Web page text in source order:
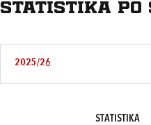
Statistika po
2025/26
STATISTIKA